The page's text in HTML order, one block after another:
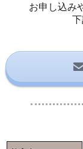
お申し込み